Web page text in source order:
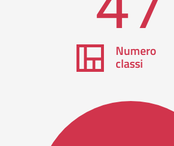
Numero
classi